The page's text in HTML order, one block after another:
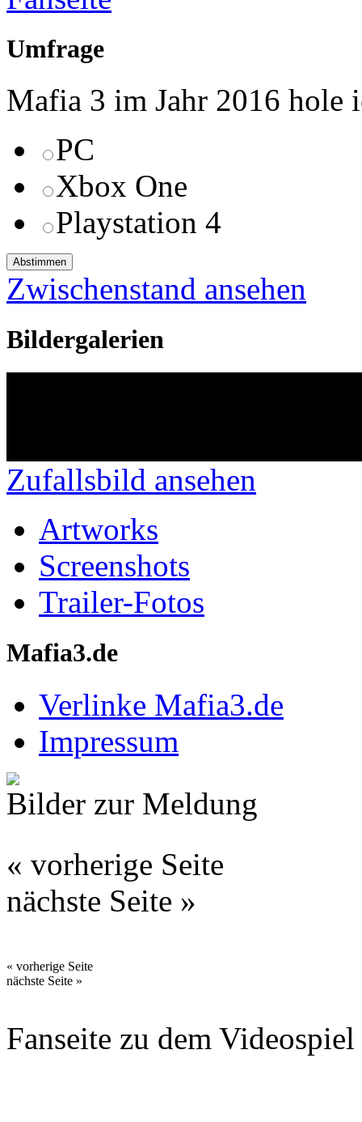
Umfrage
Mafia 3 im Jahr 2016 hole
PC
Xbox One
Playstation 4
Zwischenstand ansehen
Bildergalerien
Zufallsbild ansehen
Artworks
Screenshots
Trailer-Fotos
Mafia3.de
Verlinke Mafia3.de
Impressum
Bilder zur Meldung
« vorherige Seite
nächste Seite »
« vorherige Seite
nächste Seite »
Fanseite zu dem